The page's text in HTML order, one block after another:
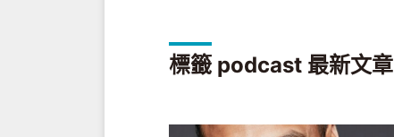
標籤 podcast 最新文章